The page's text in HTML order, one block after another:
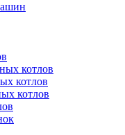
котлов
котлов
котлов